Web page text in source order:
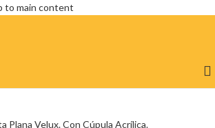
to main content